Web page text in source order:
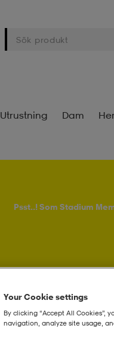
Utrustning Dam
Psst..! Som Stadium
Your Cookie settings
By clicking “Accept All Cookies”,
navigation, analyze site usage,